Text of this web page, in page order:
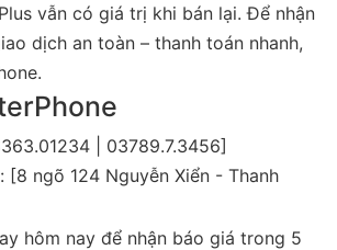
vẫn có giá trị khi bán lại. Để nhận
dịch an toàn – thanh toán nhanh,
| 03789.7.3456]
[8 ngõ 124 Nguyễn Xiển - Thanh
hôm nay để nhận báo giá trong 5